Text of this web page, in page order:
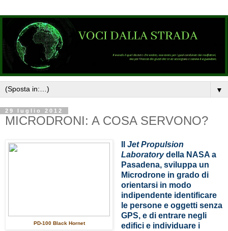
▼
29 luglio 2012
MICRODRONI: A COSA SERVONO?
PD-100 Black Hornet
Jet Propulsion
Laboratorydella NASA a
Pasadena, sviluppa un
Microdrone in grado di
orientarsi in modo
indipendente identificare
le persone e oggetti senza
GPS, e di entrare negli
edifici e individuare i